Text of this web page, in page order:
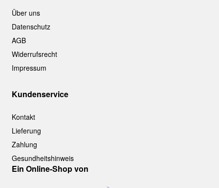
Über uns
Datenschutz
AGB
Widerrufsrecht
Impressum
Kundenservice
Kontakt
Lieferung
Zahlung
Gesundheitshinweis
Ein Online-Shop von